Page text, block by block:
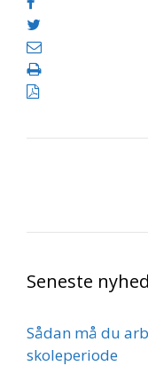
Seneste
Sådan må du
skoleperiode